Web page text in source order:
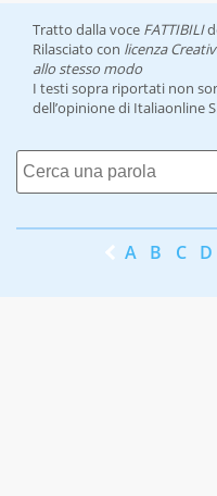
Tratto dalla voce FATTIBILI
Rilasciato con licenza
allo stesso modo
I testi sopra riportati non
dell’opinione di Italiaonline
A B C D